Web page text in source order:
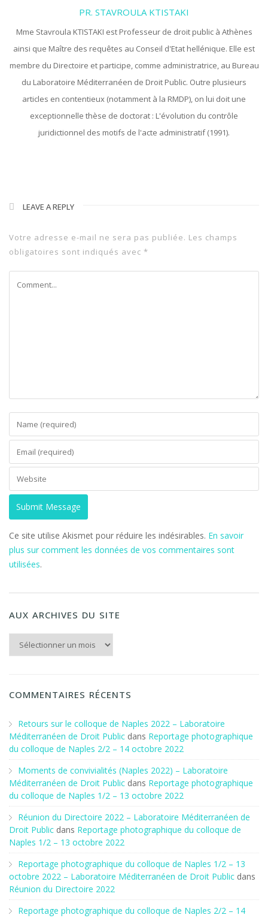
PR. STAVROULA KTISTAKI
Mme Stavroula KTISTAKI est Professeur de droit public à Athènes
ainsi que Maître des requêtes au Conseil d'Etat hellénique. Elle est
membre du Directoire et participe, comme administratrice, au Bureau
du Laboratoire Méditerranéen de Droit Public. Outre plusieurs
articles en contentieux (notamment à la RMDP), on lui doit une
exceptionnelle thèse de doctorat : L'évolution du contrôle
juridictionnel des motifs de l'acte administratif (1991).
LEAVE A REPLY
Votre adresse e-mail ne sera pas publiée. Les champs
obligatoires sont indiqués avec *
Ce site utilise Akismet pour réduire les indésirables. En savoir
plus sur comment les données de vos commentaires sont
utilisées.
AUX ARCHIVES DU SITE
Aux archives du Site
COMMENTAIRES RÉCENTS
Retours sur le colloque de Naples 2022 – Laboratoire
Méditerranéen de Droit Public dans Reportage photographique
du colloque de Naples 2/2 – 14 octobre 2022
Moments de convivialités (Naples 2022) – Laboratoire
Méditerranéen de Droit Public dans Reportage photographique
du colloque de Naples 1/2 – 13 octobre 2022
Réunion du Directoire 2022 – Laboratoire Méditerranéen de
Droit Public dans Reportage photographique du colloque de
Naples 1/2 – 13 octobre 2022
Reportage photographique du colloque de Naples 1/2 – 13
octobre 2022 – Laboratoire Méditerranéen de Droit Public dans
Réunion du Directoire 2022
Reportage photographique du colloque de Naples 2/2 – 14